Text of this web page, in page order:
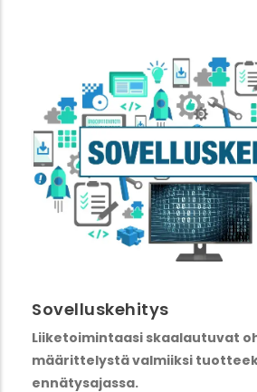
Sovelluskehitys
Liiketoimintaasi skaalautuvat
määrittelystä valmiiksi
ennätysajassa.